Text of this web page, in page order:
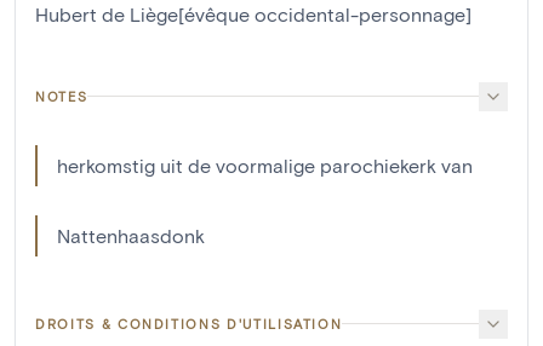
Hubert de Liège[évêque occidental-personnage]
NOTES
herkomstig uit de voormalige parochiekerk van
Nattenhaasdonk
DROITS & CONDITIONS D'UTILISATION